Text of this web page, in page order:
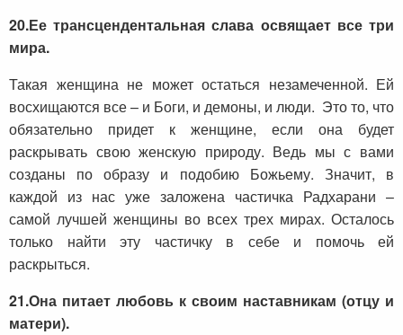
20.Ее трансцендентальная слава освящает все три
мира.
Такая женщина не может остаться незамеченной. Ей
восхищаются все – и Боги, и демоны, и люди. Это то, что
обязательно придет к женщине, если она будет
раскрывать свою женскую природу. Ведь мы с вами
созданы по образу и подобию Божьему. Значит, в
каждой из нас уже заложена частичка Радхарани –
самой лучшей женщины во всех трех мирах. Осталось
только найти эту частичку в себе и помочь ей
раскрыться.
21.Она питает любовь к своим наставникам (отцу и
матери).